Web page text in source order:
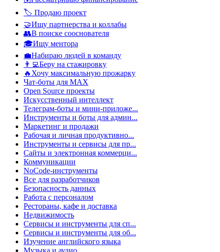
🏷️ Продаю проект
🤝Ищу партнерства и коллабы
👥В поиске сооснователя
🎓Ищу ментора
💼Набираю людей в команду
👨‍💻Беру на стажировку
🔥Хочу максимальную прожарку
Чат-боты для MAX
Open Source проекты
Искусственный интеллект
Телеграм-боты и мини-приложе...
Инструменты и боты для админ...
Маркетинг и продажи
Рабочая и личная продуктивно...
Инструменты и сервисы для пр...
Сайты и электронная коммерци...
Коммуникации
NoCode-инструменты
Все для разработчиков
Безопасность данных
Работа с персоналом
Рестораны, кафе и доставка
Недвижимость
Сервисы и инструменты для сп...
Сервисы и инструменты для об...
Изучение английского языка
Музыка и аудио